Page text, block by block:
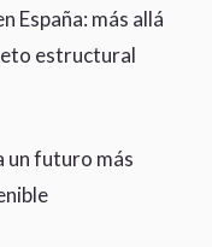
España: más allá
estructural
un futuro más